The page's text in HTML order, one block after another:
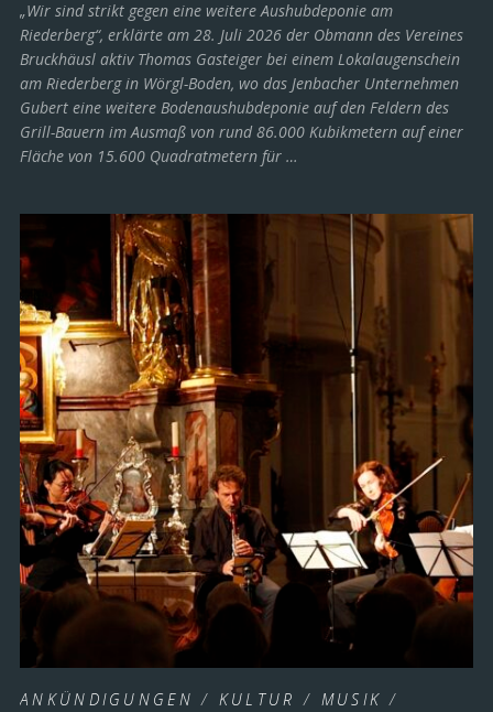
„Wir sind strikt gegen eine weitere Aushubdeponie am
Riederberg“, erklärte am 28. Juli 2026 der Obmann des Vereines
Bruckhäusl aktiv Thomas Gasteiger bei einem Lokalaugenschein
am Riederberg in Wörgl-Boden, wo das Jenbacher Unternehmen
Gubert eine weitere Bodenaushubdeponie auf den Feldern des
Grill-Bauern im Ausmaß von rund 86.000 Kubikmetern auf einer
Fläche von 15.600 Quadratmetern für …
ANKÜNDIGUNGEN / KULTUR / MUSIK /